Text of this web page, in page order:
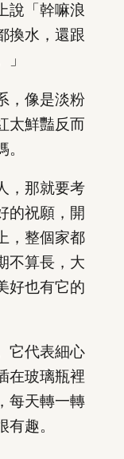
說「幹嘛浪
換水，還跟
，像是淡粉
太鮮豔反而
，那就要考
的祝願，開
，整個家都
不算長，大
好也有它的
它代表細心
在玻璃瓶裡
每天轉一轉
趣。